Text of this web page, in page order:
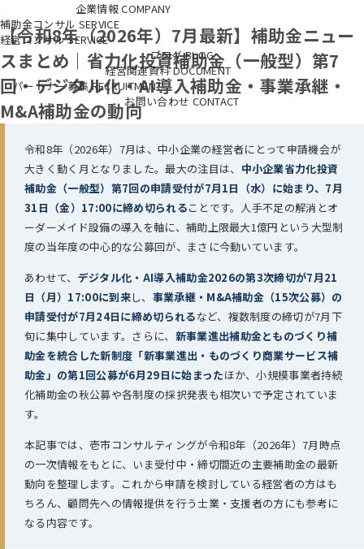
企業情報COMPANY
会社概要
事業概要 パートナー紹介
補助金コンサル SERVICE
新事業進出・ものづくり商業サービス補助金（新事業進出枠）新事業
進出・ものづくり商業サービス補助金（革新的新製品・サービス枠、
グローバル枠） 省力化投資補助金（一般型） 小規模事業者持続化補助
金事業承継・M＆A補助金成長加速化補助金大規模成長投資補助金
京都 経営力強化に向けた創意工夫チャレンジ促進事業（業務改善コー
ス）東京都 経営力強化に向けた創意工夫チャレンジ促進事業（賃上げ
（新市場・新分野進出コース）東京都 躍進的な設備投資支援事業
経営コンサルSERVICE
融資コンサルティング財務コンサルティング
早期経営改善計画策定支
援WEBマーケティング動画マーケティング
ブログBLOG
経営関連資料DOCUMENT
解説動画資料ダウンロード
パートナー募集RECRUITMENT
中小企業診断士・行政書士の仲間達へパートナー・代理店の募集
お問い合わせ CONTACT
【令和8年（2026年）7月最新】補助金ニュー
スまとめ｜省力化投資補助金（一般型）第7
回・デジタル化・AI導入補助金・事業承継・
M&A補助金の動向
令和8年（2026年）7月は、中小企業の経営者にとって申請機会が
大きく動く月となりました。最大の注目は、 中小企業省力化投資
補助金（一般型）第7回の申請受付が7月1日（水）に始まり、7月
31日（金）17:00に締め切られることです。人手不足の解消とオ
ーダーメイド設備の導入を軸に、補助上限最大1億円という大型制
度の当年度の中心的な公募回が、まさに今動いています。
あわせて、 デジタル化・AI導入補助金2026の第3次締切が7月21
日（月）17:00に到来し、 事業承継・M&A補助金（15次公募）の
申請受付が7月24日に締め切られるなど、複数制度の締切が7月下
旬に集中しています。さらに、 新事業進出補助金とものづくり補
助金を統合した新制度「新事業進出・ものづくり商業サービス補
助金」の第1回公募が6月29日に始まったほか、小規模事業者持続
化補助金の秋公募や各制度の採択発表も相次いで予定されていま
す。
本記事では、壱市コンサルティングが令和8年（2026年）7月時点
の一次情報をもとに、いま受付中・締切間近の主要補助金の最新
動向を整理します。これから申請を検討している経営者の方はも
ちろん、顧問先への情報提供を行う士業・支援者の方にも参考に
なる内容です。